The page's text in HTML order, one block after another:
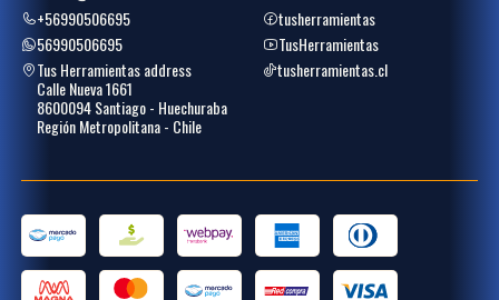
+56990506695
56990506695
Tus Herramientas address
Calle Nueva 1661
8600094 Santiago - Huechuraba
Región Metropolitana - Chile
tusherramientas
TusHerramientas
tusherramientas.cl